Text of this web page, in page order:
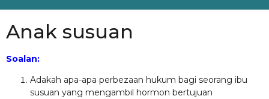
Anak susuan
Soalan:
Adakah apa-apa perbezaan hukum bagi seorang ibu
susuan yang mengambil hormon bertujuan